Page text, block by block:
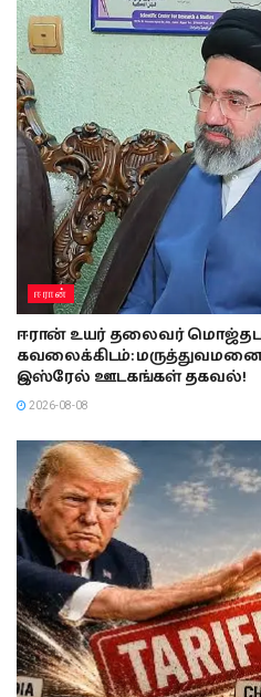
ஈரான்
ஈரான் உயர் தலைவர்
கவலைக்கிடம்:
இஸ்ரேல் ஊடகங்கள் தகவல்!
2026-08-08